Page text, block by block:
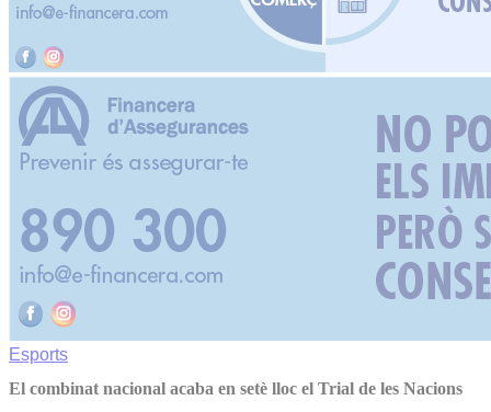
Esports
El combinat nacional acaba en setè lloc el Trial de les Nacions